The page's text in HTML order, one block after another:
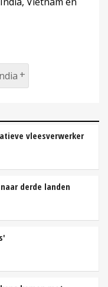
vleesverwerker
derde landen